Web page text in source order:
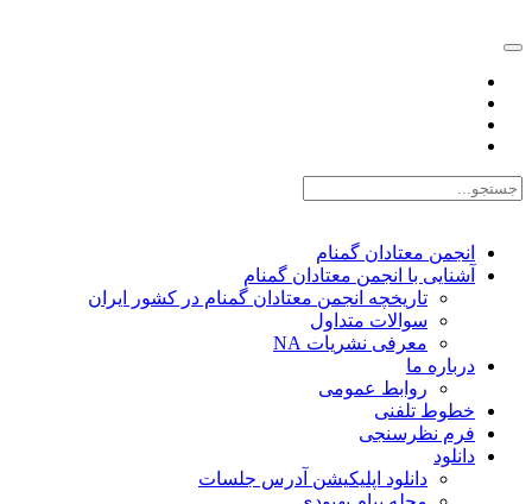
انجمن معتادان گمنام
آشنایی با انجمن معتادان گمنام
تاریخچه انجمن معتادان گمنام در کشور ایران
سوالات متداول
معرفی نشریات NA
درباره ما
روابط عمومی
خطوط تلفنی
فرم نظرسنجی
دانلود
دانلود اپلیکیشن آدرس جلسات